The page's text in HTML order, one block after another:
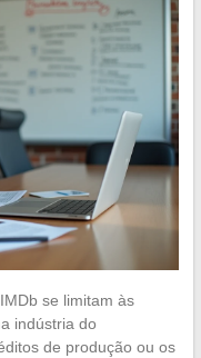
se limitam às
indústria do
de produção ou os